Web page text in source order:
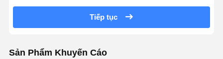
Tiếp tục
Sản Phẩm Khuyến Cáo